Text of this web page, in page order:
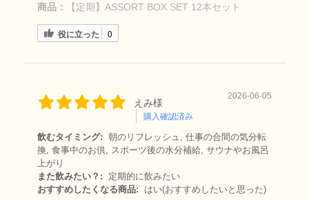
商品： 【定期】ASSORT BOX SET 12本セット
役に立った 0
えみ様
購入確認済み
2026-06-05
飲むタイミング: 朝のリフレッシュ, 仕事の合間の気分転
換, 食事中のお供, スポーツ後の水分補給, サウナやお風呂
上がり
また飲みたい？:
定期的に飲みたい
おすすめしたくなる商品:
はい(おすすめしたいと思った)